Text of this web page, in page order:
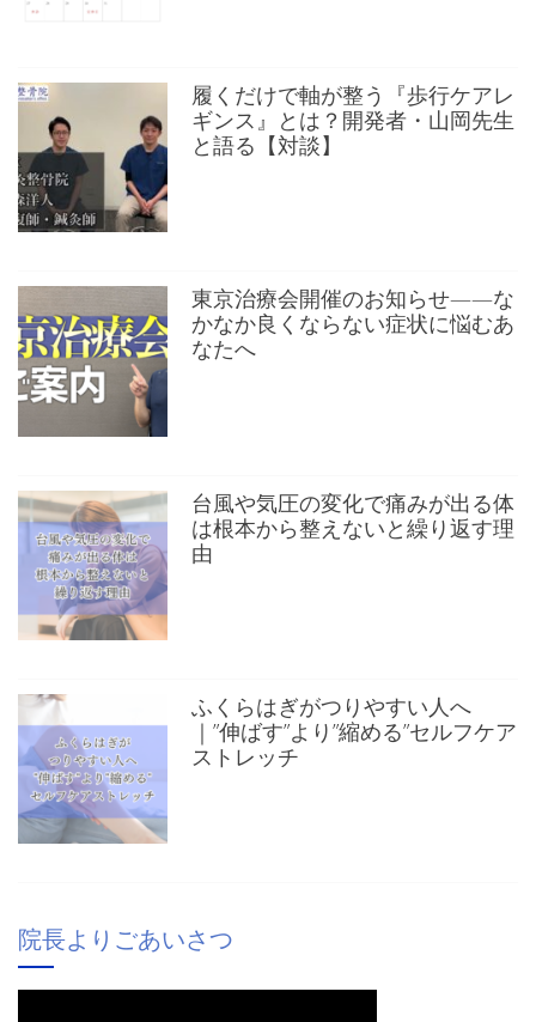
履くだけで軸が整う『歩行ケアレ
ギンス』とは？開発者・山岡先生
と語る【対談】
東京治療会開催のお知らせ——な
かなか良くならない症状に悩むあ
なたへ
台風や気圧の変化で痛みが出る体
は根本から整えないと繰り返す理
由
ふくらはぎがつりやすい人へ
｜”伸ばす”より”縮める”セルフケア
ストレッチ
院長よりごあいさつ